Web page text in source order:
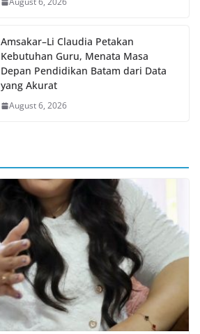
Amsakar–Li Claudia Petakan
Kebutuhan Guru, Menata Masa
Depan Pendidikan Batam dari Data
yang Akurat
August 6, 2026